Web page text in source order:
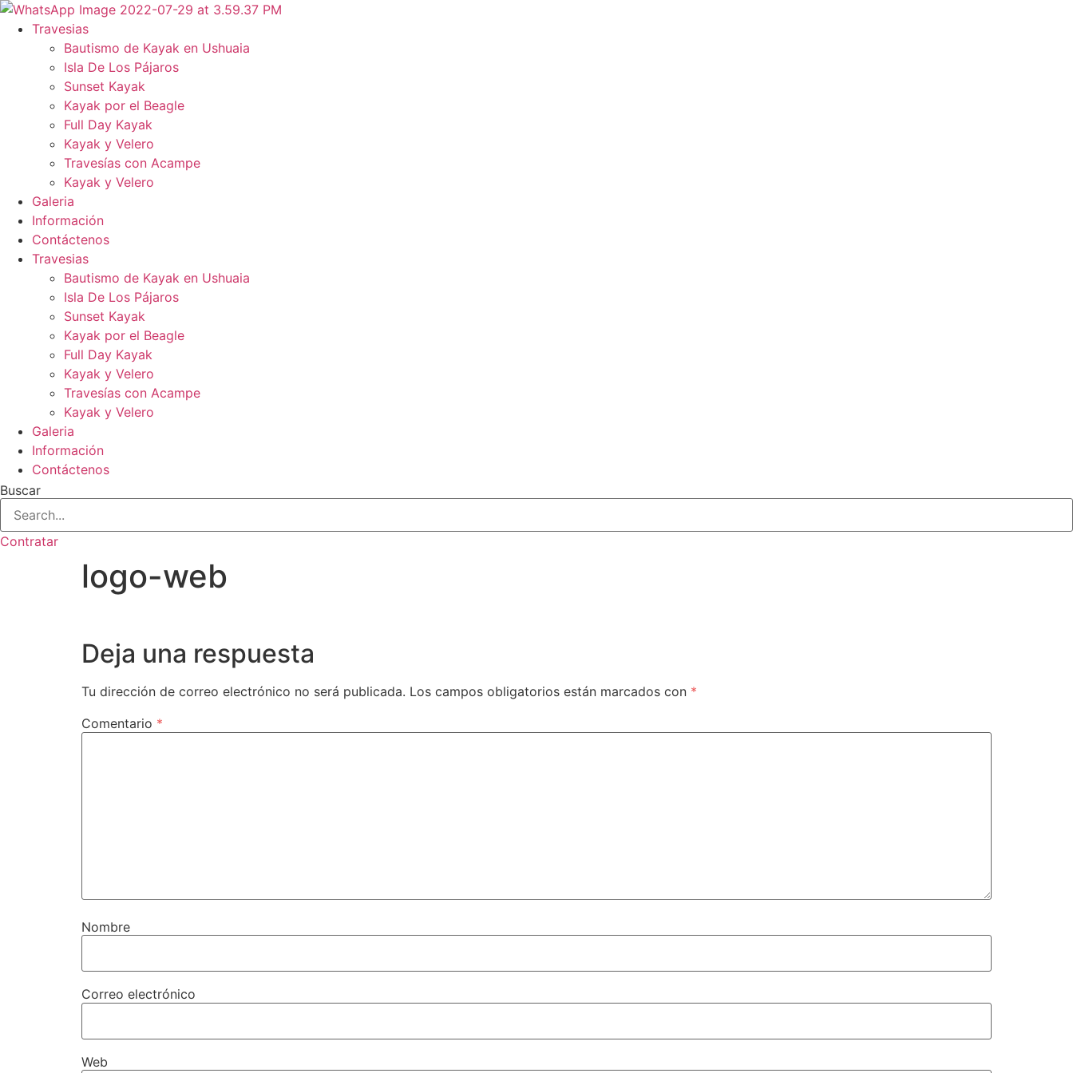
Ir
contenido
Travesias
Bautismo de Kayak en Ushuaia
Isla De Los Pájaros
Sunset Kayak
Kayak por el Beagle
Full Day Kayak
Kayak y Velero
Travesías con Acampe
Kayak y Velero
Galeria
Información
Contáctenos
Travesias
Bautismo de Kayak en Ushuaia
Isla De Los Pájaros
Sunset Kayak
Kayak por el Beagle
Full Day Kayak
Kayak y Velero
Travesías con Acampe
Kayak y Velero
Galeria
Información
Contáctenos
Buscar
Contratar
logo-web
Deja una respuesta
Tu dirección de correo electrónico no será publicada. Los campos obligatorios están marcados con *
Comentario *
Nombre
Correo electrónico
Web